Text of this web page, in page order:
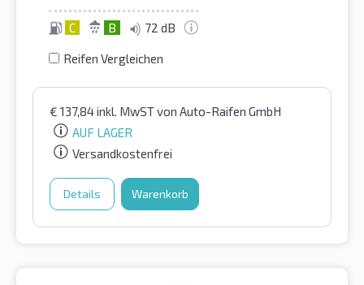
C B 72 dB
Reifen Vergleichen
€ 137,84inkl. MwSTvon Auto-Raifen GmbH
AUF LAGER
Versandkostenfrei
Details Warenkorb